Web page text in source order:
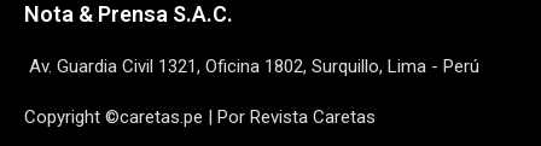
Nota & Prensa S.A.C.
Av. Guardia Civil 1321, Oficina 1802, Surquillo, Lima - Perú
Copyright ©caretas.pe | Por Revista Caretas